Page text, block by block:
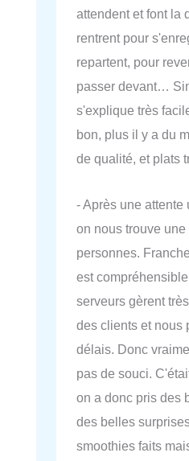
attendent et font la
rentrent pour
repartent, pour
passer devant…
s'explique très
bon, plus il y a du
de qualité, et plats
- Après une attente
on nous trouve
personnes.
est
serveurs gèrent
des clients et nous
délais. Donc
pas de souci.
on a donc pris des
des belles
smoothies faits